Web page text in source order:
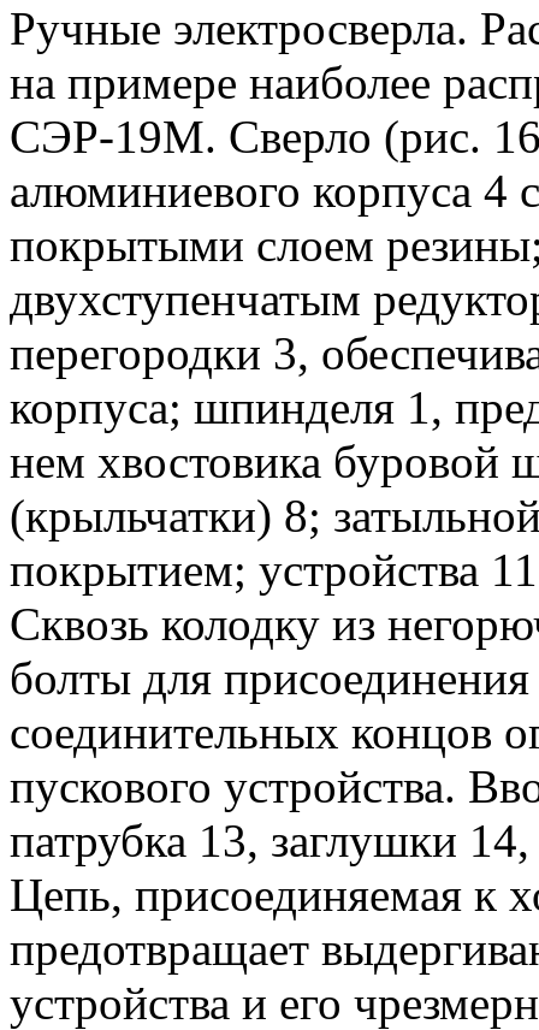
Ручные электросверла.
на примере наиболее
СЭР-19М. Сверло (рис.
алюминиевого корпуса 4
покрытыми слоем
двухступенчатым
перегородки 3,
корпуса; шпинделя 1,
нем хвостовика буровой
(крыльчатки) 8;
покрытием; устройства
Сквозь колодку из
болты для
соединительных концов
пускового устройства.
патрубка 13, заглушки
Цепь, присоединяемая к
предотвращает
устройства и его